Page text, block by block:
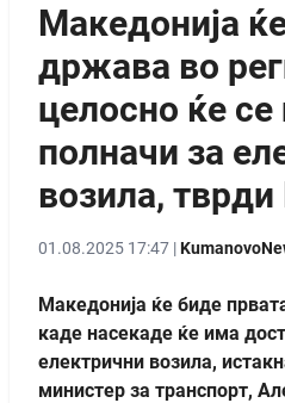
Македонија
држава во
целосно ќе се
полначи за
возила,
01.08.2025 17:47 |
Македонија ќе биде
каде насекаде ќе има
електрични возила,
министер за транспорт,